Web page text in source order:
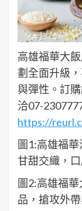
高雄福華大
劃全面升級
與彈性。訂
洽07-
https://
圖1:高雄福
甘甜交織，
圖2:高雄福
品，搶攻外